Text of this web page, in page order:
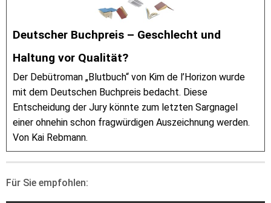
Deutscher Buchpreis – Geschlecht und
Haltung vor Qualität?
Der Debütroman „Blutbuch“ von Kim de l’Horizon wurde
mit dem Deutschen Buchpreis bedacht. Diese
Entscheidung der Jury könnte zum letzten Sargnagel
einer ohnehin schon fragwürdigen Auszeichnung werden.
Von Kai Rebmann.
Für Sie empfohlen: